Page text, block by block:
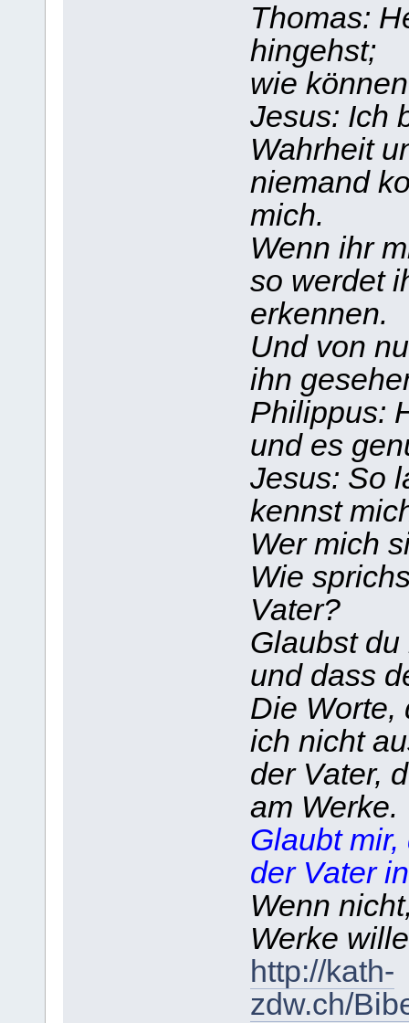
Thomas:
hingehst;
wie
Jesus: Ich
Wahrheit
niemand
mich.
Wenn ihr
so werdet
erkennen.
Und von
ihn
Philippus:
und es
Jesus: So
kennst
Wer mich
Wie
Vater?
Glaubst
und dass
Die Worte,
ich nicht
der Vater,
am Werke.
Glaubt
der Vater
Wenn
Werke
http://kath-
zdw.ch/